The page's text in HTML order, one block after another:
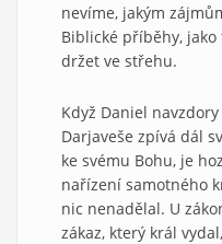
nevíme, jakým
Biblické příběhy,
držet ve střehu.
Když Daniel
Darjaveše zpívá dál
ke svému Bohu, je
nařízení samotného
nic nenadělal. U
zákaz, který král